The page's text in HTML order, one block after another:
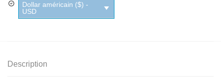
Pressade
Dollar américain ($) -
USD
Description